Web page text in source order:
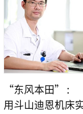
“东风本田” :
用斗山迪恩机床